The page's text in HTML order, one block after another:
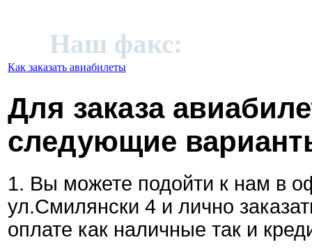
Наш факс:
Как заказать авиабилеты
Для заказа
следующие
1. Вы можете подойти к нам в
ул.Смилянски 4 и лично
оплате как наличные так и